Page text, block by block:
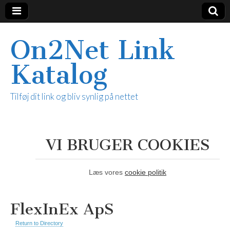
On2Net Link
Katalog
Tilføj dit link og bliv synlig på nettet
VI BRUGER COOKIES
Læs vores cookie politik
FlexInEx ApS
Return to Directory